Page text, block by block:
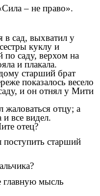
– не право».
сад, выхватил у
куклу и
по саду, верхом на
и плакала.
старший брат
показалось весело
и он отнял у Мити
отцу; а
и все видел.
отец?
старший
мысль